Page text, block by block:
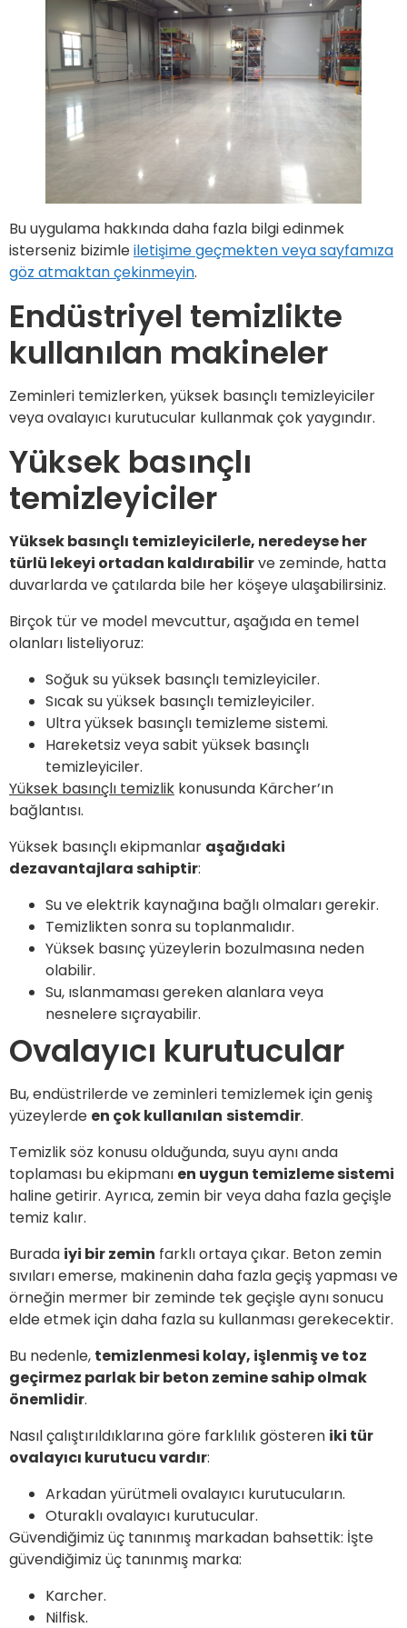
Bu uygulama hakkında daha fazla bilgi edinmek
isterseniz bizimleiletişime geçmekten veya sayfamıza
göz atmaktan çekinmeyin.
Endüstriyel temizlikte
kullanılan makineler
Zeminleri temizlerken, yüksek basınçlı temizleyiciler
veya ovalayıcı kurutucular kullanmak çok yaygındır.
Yüksek basınçlı
temizleyiciler
Yüksek basınçlı temizleyicilerle, neredeyse her
türlü lekeyi ortadan kaldırabilirve zeminde, hatta
duvarlarda ve çatılarda bile her köşeye ulaşabilirsiniz.
Birçok tür ve model mevcuttur, aşağıda en temel
olanları listeliyoruz:
Soğuk su yüksek basınçlı temizleyiciler.
Sıcak su yüksek basınçlı temizleyiciler.
Ultra yüksek basınçlı temizleme sistemi.
Hareketsiz veya sabit yüksek basınçlı
temizleyiciler.
Yüksek basınçlı temizlik konusunda Kärcher’ın
bağlantısı.
Yüksek basınçlı ekipmanlar aşağıdaki
dezavantajlara sahiptir:
Su ve elektrik kaynağına bağlı olmaları gerekir.
Temizlikten sonra su toplanmalıdır.
Yüksek basınç yüzeylerin bozulmasına neden
olabilir.
Su, ıslanmaması gereken alanlara veya
nesnelere sıçrayabilir.
Ovalayıcı kurutucular
Bu, endüstrilerde ve zeminleri temizlemek için geniş
yüzeylerde en çok kullanılan sistemdir.
Temizlik söz konusu olduğunda, suyu aynı anda
toplaması bu ekipmanı en uygun temizleme sistemi
haline getirir. Ayrıca, zemin bir veya daha fazla geçişle
temiz kalır.
Burada iyi bir zemin farklı ortaya çıkar. Beton zemin
sıvıları emerse, makinenin daha fazla geçiş yapması ve
örneğin mermer bir zeminde tek geçişle aynı sonucu
elde etmek için daha fazla su kullanması gerekecektir.
Bu nedenle, temizlenmesi kolay, işlenmiş ve toz
geçirmez parlak bir beton zemine sahip olmak
önemlidir.
Nasıl çalıştırıldıklarına göre farklılık gösteren iki tür
ovalayıcı kurutucu vardır:
Arkadan yürütmeli ovalayıcı kurutucuların.
Oturaklı ovalayıcı kurutucular.
Güvendiğimiz üç tanınmış markadan bahsettik: İşte
güvendiğimiz üç tanınmış marka:
Karcher.
Nilfisk.